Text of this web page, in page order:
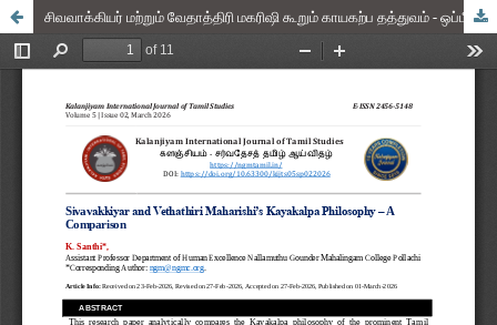
சிவவாக்கியர் மற்றும் வேதாத்திரி மகரிஷி கூறும் காயகற்ப தத்துவம் - ஒப்பீடு